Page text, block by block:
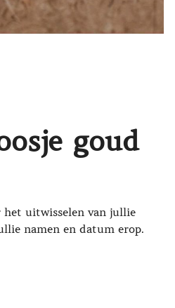
goud
het uitwisselen van jullie
namen en datum erop.